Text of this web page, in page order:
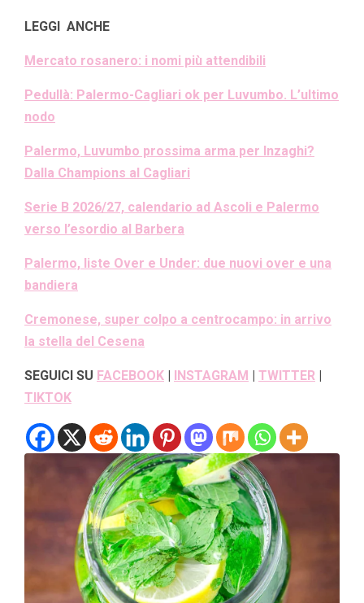
LEGGI ANCHE
Mercato rosanero: i nomi più attendibili
Pedullà: Palermo-Cagliari ok per Luvumbo. L’ultimo
nodo
Palermo, Luvumbo prossima arma per Inzaghi?
Dalla Champions al Cagliari
Serie B 2026/27, calendario ad Ascoli e Palermo
verso l’esordio al Barbera
Palermo, liste Over e Under: due nuovi over e una
bandiera
Cremonese, super colpo a centrocampo: in arrivo
la stella del Cesena
SEGUICI SU FACEBOOK INSTAGRAM TWITTER
TIKTOK